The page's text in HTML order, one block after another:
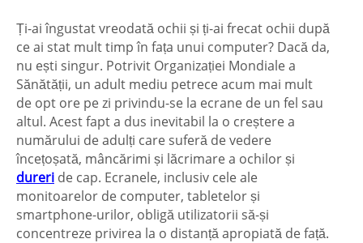
Ți-ai îngustat vreodată ochii și ți-ai frecat ochii după
ce ai stat mult timp în fața unui computer? Dacă da,
nu ești singur. Potrivit Organizației Mondiale a
Sănătății, un adult mediu petrece acum mai mult
de opt ore pe zi privindu-se la ecrane de un fel sau
altul. Acest fapt a dus inevitabil la o creștere a
numărului de adulți care suferă de vedere
încețoșată, mâncărimi și lăcrimare a ochilor și
dureri de cap. Ecranele, inclusiv cele ale
monitoarelor de computer, tabletelor și
smartphone-urilor, obligă utilizatorii să-și
concentreze privirea la o distanță apropiată de față.